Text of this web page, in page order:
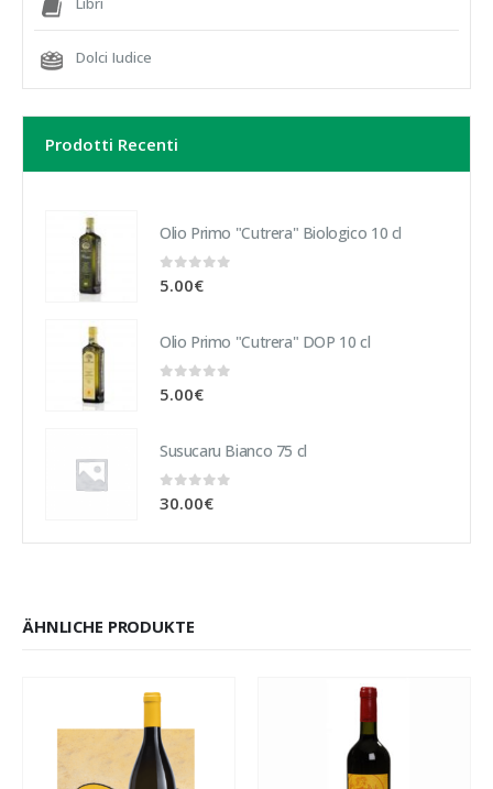
Dolci Iudice
Prodotti Recenti
Olio Primo "Cutrera" Biologico 10 cl
0 out of 5
5.00€
Olio Primo "Cutrera" DOP 10 cl
0 out of 5
5.00€
Susucaru Bianco 75 cl
0out of 5
30.00€
ÄHNLICHE PRODUKTE